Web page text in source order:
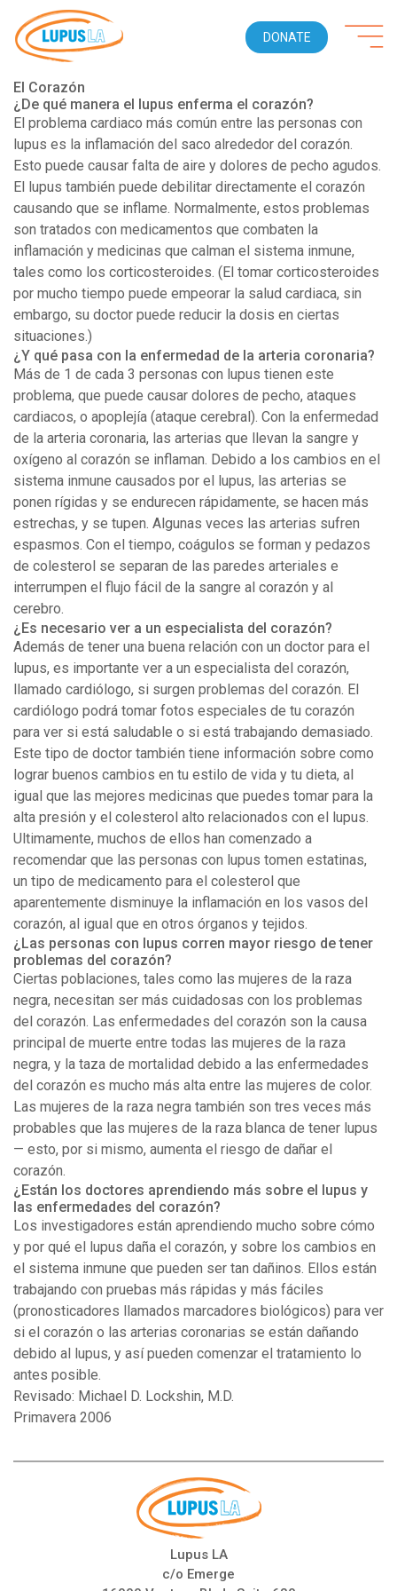
DONATE
El Corazón
¿De qué manera el lupus enferma el corazón?
El problema cardiaco más común entre las personas con
lupus es la inflamación del saco alrededor del corazón.
Esto puede causar falta de aire y dolores de pecho agudos.
El lupus también puede debilitar directamente el corazón
causando que se inflame. Normalmente, estos problemas
son tratados con medicamentos que combaten la
inflamación y medicinas que calman el sistema inmune,
tales como los corticosteroides. (El tomar corticosteroides
por mucho tiempo puede empeorar la salud cardiaca, sin
embargo, su doctor puede reducir la dosis en ciertas
situaciones.)
¿Y qué pasa con la enfermedad de la arteria coronaria?
Más de 1 de cada 3 personas con lupus tienen este
problema, que puede causar dolores de pecho, ataques
cardiacos, o apoplejía (ataque cerebral). Con la enfermedad
de la arteria coronaria, las arterias que llevan la sangre y
oxígeno al corazón se inflaman. Debido a los cambios en el
sistema inmune causados por el lupus, las arterias se
ponen rígidas y se endurecen rápidamente, se hacen más
estrechas, y se tupen. Algunas veces las arterias sufren
espasmos. Con el tiempo, coágulos se forman y pedazos
de colesterol se separan de las paredes arteriales e
interrumpen el flujo fácil de la sangre al corazón y al
cerebro.
¿Es necesario ver a un especialista del corazón?
Además de tener una buena relación con un doctor para el
lupus, es importante ver a un especialista del corazón,
llamado cardiólogo, si surgen problemas del corazón. El
cardiólogo podrá tomar fotos especiales de tu corazón
para ver si está saludable o si está trabajando demasiado.
Este tipo de doctor también tiene información sobre como
lograr buenos cambios en tu estilo de vida y tu dieta, al
igual que las mejores medicinas que puedes tomar para la
alta presión y el colesterol alto relacionados con el lupus.
Ultimamente, muchos de ellos han comenzado a
recomendar que las personas con lupus tomen estatinas,
un tipo de medicamento para el colesterol que
aparentemente disminuye la inflamación en los vasos del
corazón, al igual que en otros órganos y tejidos.
¿Las personas con lupus corren mayor riesgo de tener
problemas del corazón?
Ciertas poblaciones, tales como las mujeres de la raza
negra, necesitan ser más cuidadosas con los problemas
del corazón. Las enfermedades del corazón son la causa
principal de muerte entre todas las mujeres de la raza
negra, y la taza de mortalidad debido a las enfermedades
del corazón es mucho más alta entre las mujeres de color.
Las mujeres de la raza negra también son tres veces más
probables que las mujeres de la raza blanca de tener lupus
— esto, por si mismo, aumenta el riesgo de dañar el
corazón.
¿Están los doctores aprendiendo más sobre el lupus y
las enfermedades del corazón?
Los investigadores están aprendiendo mucho sobre cómo
y por qué el lupus daña el corazón, y sobre los cambios en
el sistema inmune que pueden ser tan dañinos. Ellos están
trabajando con pruebas más rápidas y más fáciles
(pronosticadores llamados marcadores biológicos) para ver
si el corazón o las arterias coronarias se están dañando
debido al lupus, y así pueden comenzar el tratamiento lo
antes posible.
Revisado: Michael D. Lockshin, M.D.
Primavera 2006
Lupus LA
c/o Emerge